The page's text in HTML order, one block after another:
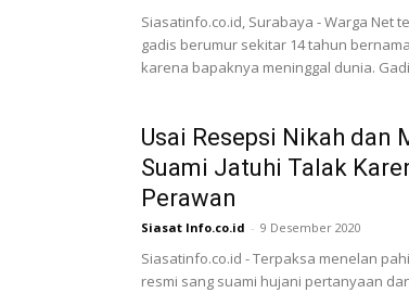
Siasatinfo.co.id, Surabaya - Warga Net
gadis berumur sekitar 14 tahun
karena bapaknya meninggal dunia.
Usai Resepsi Nikah dan
Suami Jatuhi Talak
Perawan
Siasat Info.co.id - 9 Desember 2020
Siasatinfo.co.id - Terpaksa menelan
resmi sang suami hujani pertanyaan